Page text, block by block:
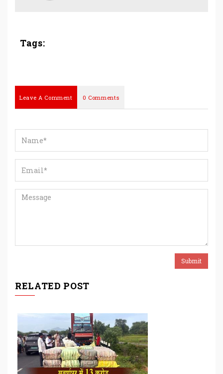
Tags:
Leave A Comment 0 Comments
RELATED POST